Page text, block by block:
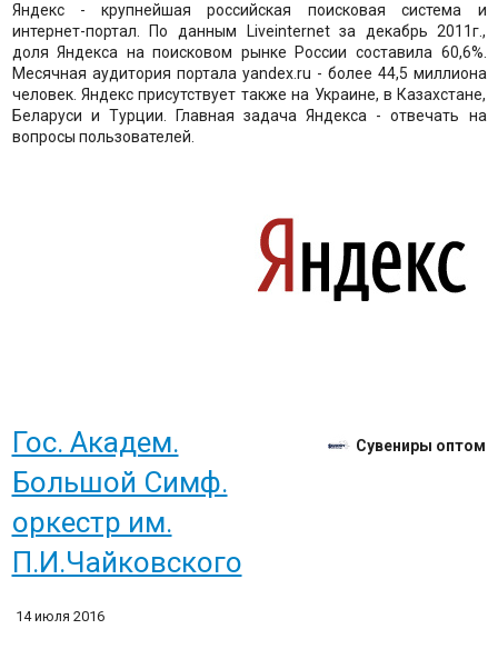
Яндекс - крупнейшая российская поисковая система и
интернет-портал. По данным Liveinternet за декабрь 2011г.,
доля Яндекса на поисковом рынке России составила 60,6%.
Месячная аудитория портала yandex.ru - более 44,5 миллиона
человек. Яндекс присутствует также на Украине, в Казахстане,
Беларуси и Турции. Главная задача Яндекса - отвечать на
вопросы пользователей.
Гос. Академ.
Большой Симф.
оркестр им.
П.И.Чайковского
Сувениры оптом
14 июля 2016